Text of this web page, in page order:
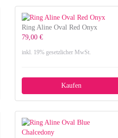
Ring Aline Oval Red Onyx
79,00 €
inkl. 19% gesetzlicher MwSt.
Kaufen